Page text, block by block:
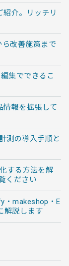
介。リッチリ
改善施策まで
集でできるこ
情報を拡張して
測の導入手順と
する方法を解
ください
・makeshop・E
解説します